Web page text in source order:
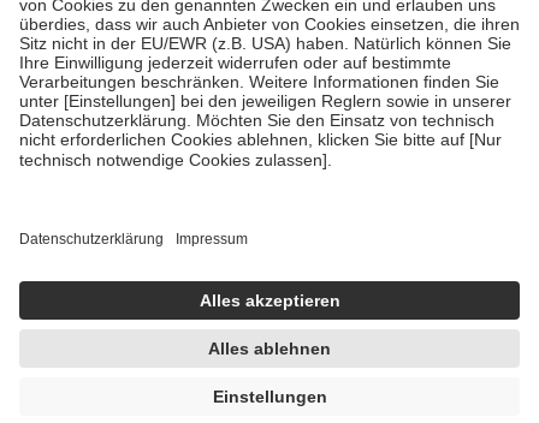
• Kindern und Jugendlichen bis zum vollendeten 18. Lebensjahr
mit Ausnahme der Fahrkosten
• Untersuchungen zur Vorsorge und Früherkennung, die von der
GKV getragen werden
• empfohlenen Schutzimpfungen
• Harn- und Blutteststreifen
getroffen, um sicherzustellen, dass es sich um echte Bewertungen
https://help.etrusted.com/hc/de/articles/4419944605341
Einige Bilder und Inhalte wurden unter Zuhilfenahme künstlicher